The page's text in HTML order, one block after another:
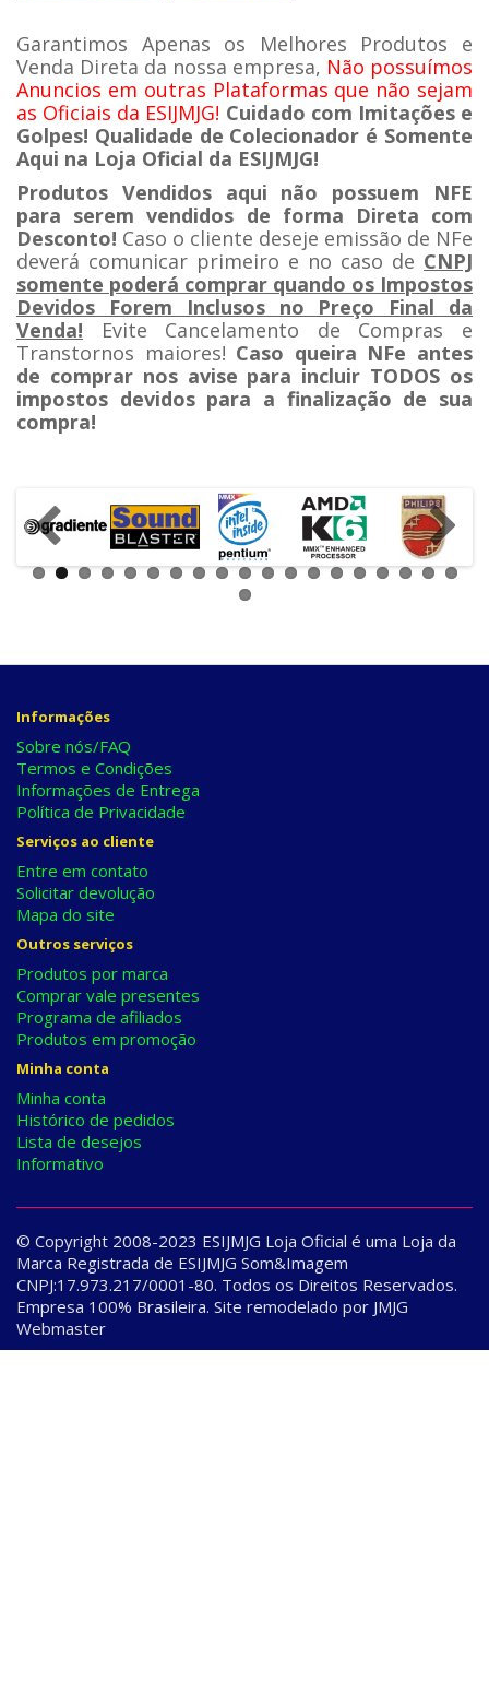
Garantimos Apenas os Melhores Produtos e
Venda Direta da nossa empresa, Não possuímos
Anuncios em outras Plataformas que não sejam
as Oficiais da ESIJMJG! Cuidado com Imitações e
Golpes! Qualidade de Colecionador é Somente
Aqui na Loja Oficial da ESIJMJG!
Produtos Vendidos aqui não possuem NFE
para serem vendidos de forma Direta com
Desconto! Caso o cliente deseje emissão de NFe
deverá comunicar primeiro e no caso de CNPJ
somente poderá comprar quando os Impostos
Devidos Forem Inclusos no Preço Final da
Venda! Evite Cancelamento de Compras e
Transtornos maiores! Caso queira NFe antes
de comprar nos avise para incluir TODOS os
impostos devidos para a finalização de sua
compra!
Informações
Sobre nós/FAQ
Termos e Condições
Informações de Entrega
Política de Privacidade
Serviços ao cliente
Entre em contato
Solicitar devolução
Mapa do site
Outros serviços
Produtos por marca
Comprar vale presentes
Programa de afiliados
Produtos em promoção
Minha conta
Minha conta
Histórico de pedidos
Lista de desejos
Informativo
© Copyright 2008-2023 ESIJMJG Loja Oficial é uma Loja da
Marca Registrada de ESIJMJG Som&Imagem
CNPJ:17.973.217/0001-80. Todos os Direitos Reservados.
Empresa 100% Brasileira. Site remodelado por JMJG
Webmaster